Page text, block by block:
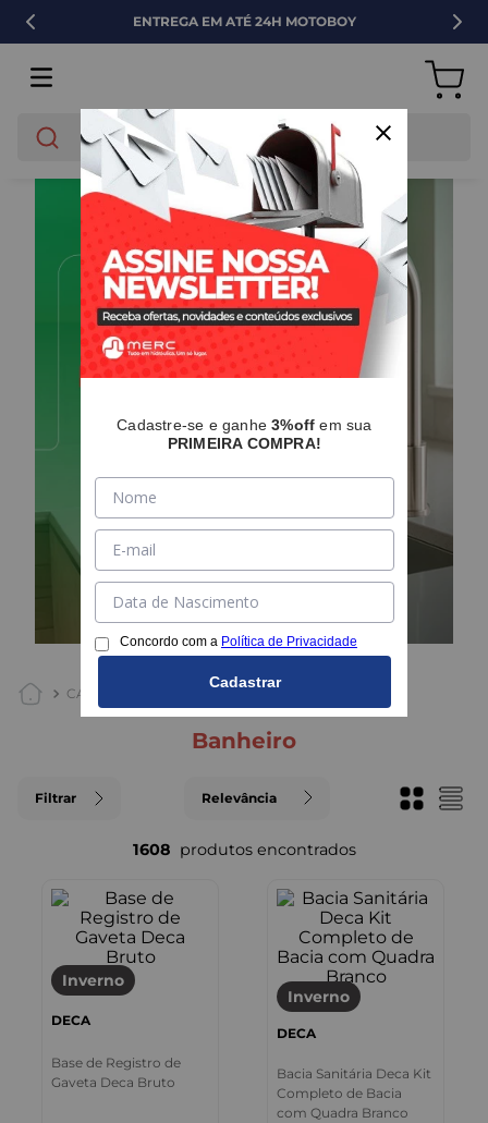
ENTREGA EM ATÉ 24H MOTOBOY
O que você está buscando?
CASA E JARDIM
banheiro
Filtrar Relevância
1608
Inverno
DECA
Base de Registro de
Gaveta Deca Bruto
Inverno
DECA
Bacia Sanitária Deca Kit
Completo de Bacia
com Quadra Branco
Cadastre-se e ganhe3%off em sua
PRIMEIRA COMPRA!
Concordo com a Política de Privacidade
Cadastrar